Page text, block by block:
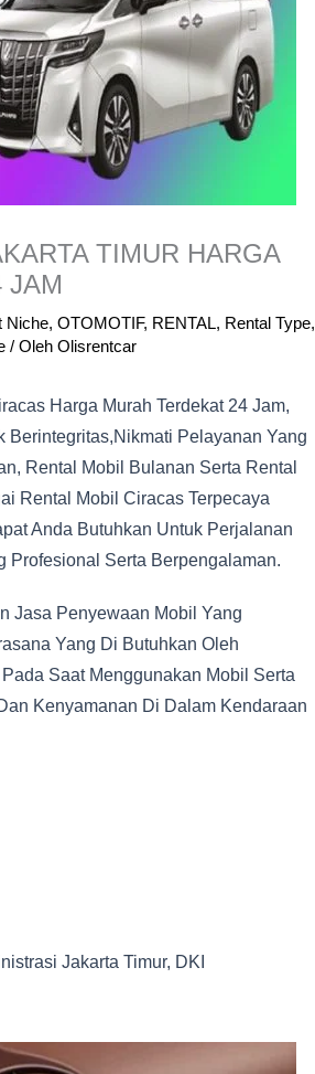
TIMUR HARGA
JAM
Niche, OTOMOTIF, RENTAL, Rental Type,
/ Oleh Olisrentcar
Harga Murah Terdekat 24 Jam,
Berintegritas,nikmati Pelayanan Yang
Rental Mobil Bulanan Serta Rental
Rental Mobil Ciracas Terpecaya
Anda Butuhkan Untuk Perjalanan
Profesional Serta Berpengalaman.
Jasa Penyewaan Mobil Yang
Yang Di Butuhkan Oleh
Saat Menggunakan Mobil Serta
Kenyamanan Di Dalam Kendaraan
Jakarta Timur, DKI